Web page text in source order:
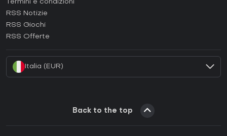
Come attivare una GOG CD Key?
Come attivare una Ubisoft Connect CD Key?
Termini e condizioni
RSS Notizie
RSS Giochi
RSS Offerte
Italia (EUR)
Back to the top